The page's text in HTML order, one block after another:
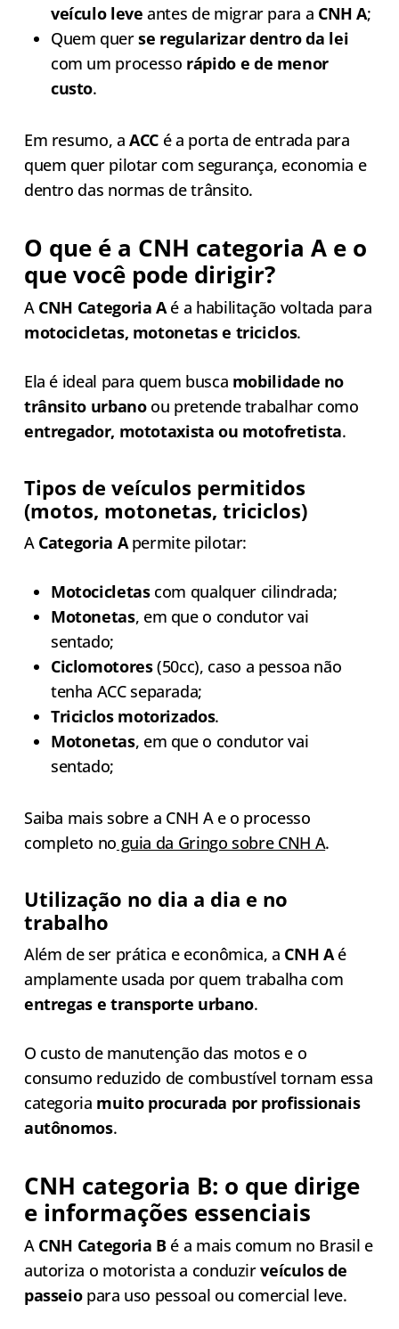
veículo leve antes de migrar para a CNH A;
Quem querse regularizar dentro da lei
com um processo rápido e de menor
custo.
Em resumo, aACC é a porta de entrada para
quem quer pilotar com segurança, economia e
dentro das normas de trânsito.
O que é a CNH categoria A e o
que você pode dirigir?
A CNH Categoria Aé a habilitação voltada para
motocicletas, motonetas e triciclos.
Ela é ideal para quem busca mobilidade no
trânsito urbanoou pretende trabalhar como
entregador, mototaxista ou motofretista.
Tipos de veículos permitidos
(motos, motonetas, triciclos)
A Categoria Apermite pilotar:
Motocicletascom qualquer cilindrada;
Motonetas, em que o condutor vai
sentado;
Ciclomotores(50cc), caso a pessoa não
tenha ACC separada;
Triciclos motorizados.
Motonetas, em que o condutor vai
sentado;
Saiba mais sobre a CNH A e o processo
completo no guia da Gringo sobre CNH A.
Utilização no dia a dia e no
trabalho
Além de ser prática e econômica, a CNH Aé
amplamente usada por quem trabalha com
entregas e transporte urbano.
O custo de manutenção das motos e o
consumo reduzido de combustível tornam essa
categoria muito procurada por profissionais
autônomos.
CNH categoria B: o que dirige
e informações essenciais
A CNH Categoria Bé a mais comum no Brasil e
autoriza o motorista a conduzirveículos de
passeiopara uso pessoal ou comercial leve.